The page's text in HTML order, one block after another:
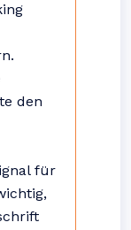
den
für